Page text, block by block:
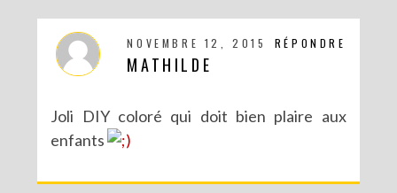
RÉPONDRE
NOVEMBRE 12, 2015
MATHILDE
Joli DIY coloré qui doit bien plaire aux
enfants